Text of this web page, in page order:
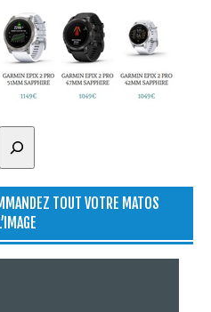
TOUT VOTRE MATOS